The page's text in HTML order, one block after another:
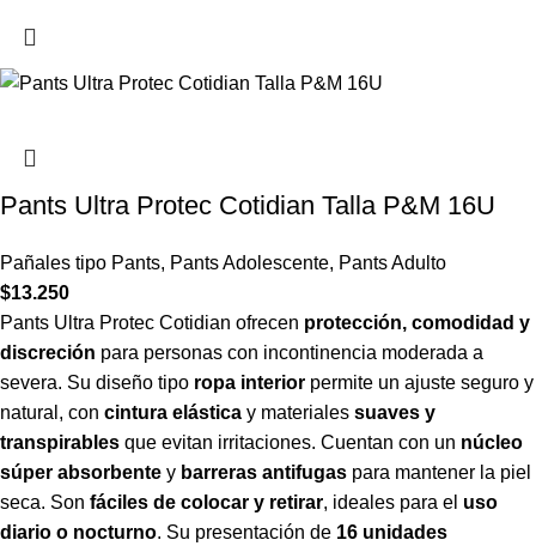
Pants Ultra Protec Cotidian Talla P&M 16U
Pañales tipo Pants, Pants Adolescente, Pants Adulto
$13.250
Pants Ultra Protec Cotidian ofrecen protección, comodidad y
discreción para personas con incontinencia moderada a
severa. Su diseño tipo ropa interior permite un ajuste seguro y
natural, con cintura elástica y materiales suaves y
transpirables que evitan irritaciones. Cuentan con un núcleo
súper absorbente y barreras antifugas para mantener la piel
seca. Son fáciles de colocar y retirar, ideales para el uso
diario o nocturno. Su presentación de 16 unidades